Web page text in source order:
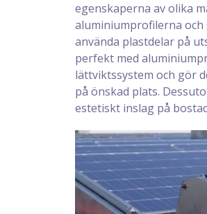
egenskaperna av olika
aluminiumprofilerna
använda plastdelar på
perfekt med
lättviktssystem och gör
på önskad plats.
estetiskt inslag på